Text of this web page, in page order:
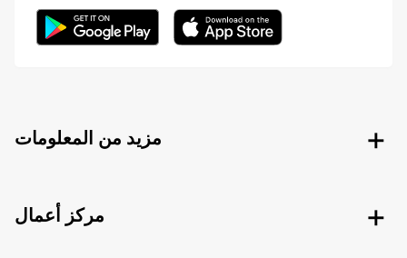
مزيد من المعلومات
مركز أعمال